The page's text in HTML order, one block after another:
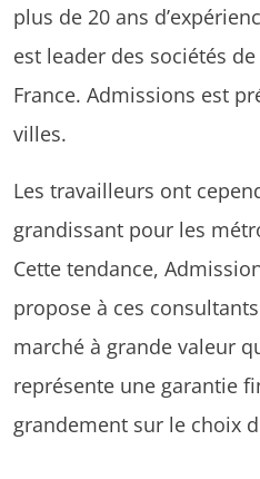
plus de 20 ans
est leader des sociétés
France. Admissions est
villes.
Les travailleurs ont
grandissant pour les
Cette tendance,
propose à ces
marché à grande valeur
représente une garantie
grandement sur le choix